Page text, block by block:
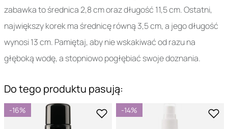
zabawka to średnica 2,8 cm oraz długość 11,5 cm. Ostatni,
największy korek ma średnicę równą 3,5 cm, a jego długość
wynosi 13 cm. Pamiętaj, aby nie wskakiwać od razu na
głęboką wodę, a stopniowo pogłębiać swoje doznania.
Do tego produktu pasują:
-16% -14%